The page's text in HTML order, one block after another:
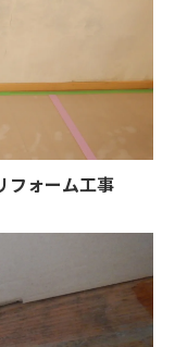
フォーム工事